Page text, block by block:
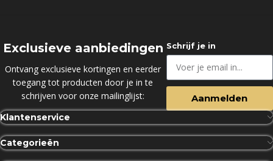
Exclusieve aanbiedingen
Ontvang exclusieve kortingen en eerder
toegang tot producten door je in te
schrijven voor onze mailinglijst:
Schrijf je in
Aanmelden
Klantenservice
Categorieën